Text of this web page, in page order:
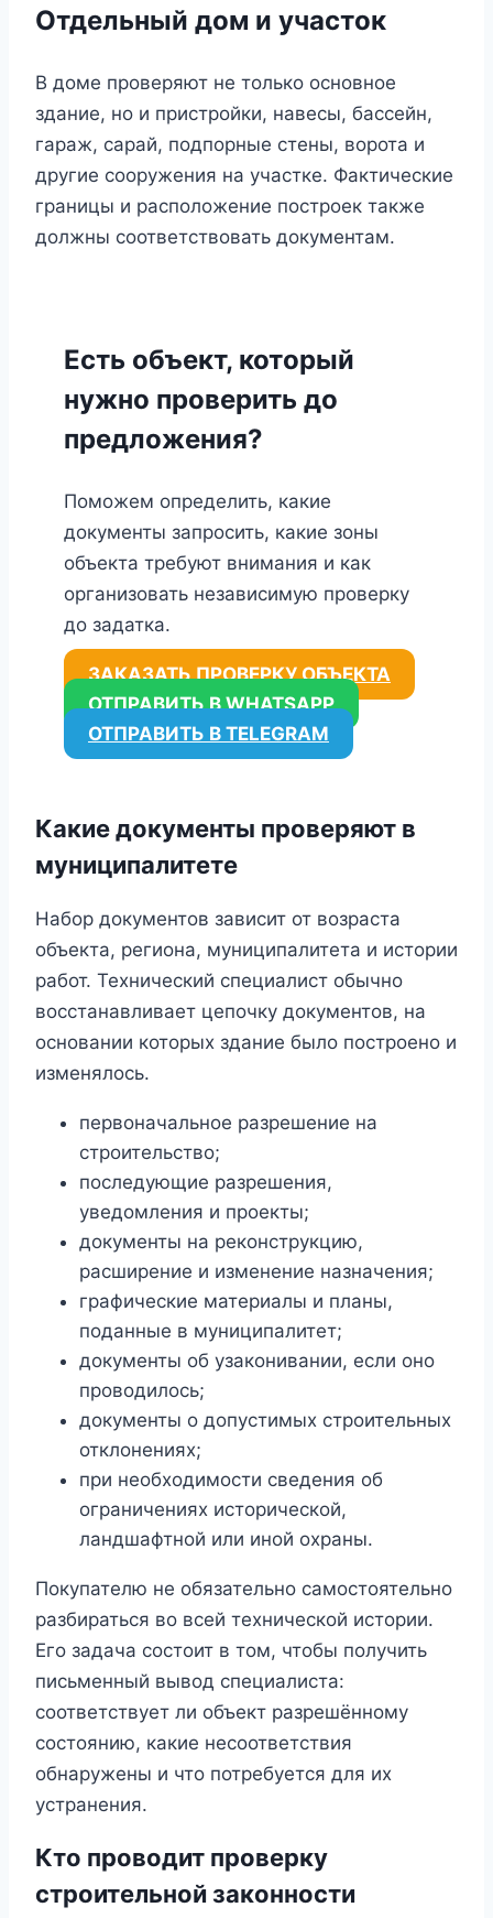
Отдельный дом и участок
В доме проверяют не только основное
здание, но и пристройки, навесы, бассейн,
гараж, сарай, подпорные стены, ворота и
другие сооружения на участке. Фактические
границы и расположение построек также
должны соответствовать документам.
Есть объект, который
нужно проверить до
предложения?
Поможем определить, какие
документы запросить, какие зоны
объекта требуют внимания и как
организовать независимую проверку
до задатка.
ЗАКАЗАТЬ ПРОВЕРКУ ОБЪЕКТА
ОТПРАВИТЬ В WHATSAPP
ОТПРАВИТЬ В TELEGRAM
Какие документы проверяют в
муниципалитете
Набор документов зависит от возраста
объекта, региона, муниципалитета и истории
работ. Технический специалист обычно
восстанавливает цепочку документов, на
основании которых здание было построено и
изменялось.
первоначальное разрешение на
строительство;
последующие разрешения,
уведомления и проекты;
документы на реконструкцию,
расширение и изменение назначения;
графические материалы и планы,
поданные в муниципалитет;
документы об узаконивании, если оно
проводилось;
документы о допустимых строительных
отклонениях;
при необходимости сведения об
ограничениях исторической,
ландшафтной или иной охраны.
Покупателю не обязательно самостоятельно
разбираться во всей технической истории.
Его задача состоит в том, чтобы получить
письменный вывод специалиста:
соответствует ли объект разрешённому
состоянию, какие несоответствия
обнаружены и что потребуется для их
устранения.
Кто проводит проверку
строительной законности